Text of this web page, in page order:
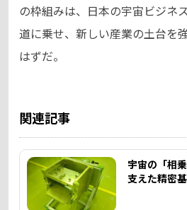
の枠組みは、日本の宇宙ビジネ
道に乗せ、新しい産業の土台を
はずだ。
関連記事
宇宙の「相
支えた精密